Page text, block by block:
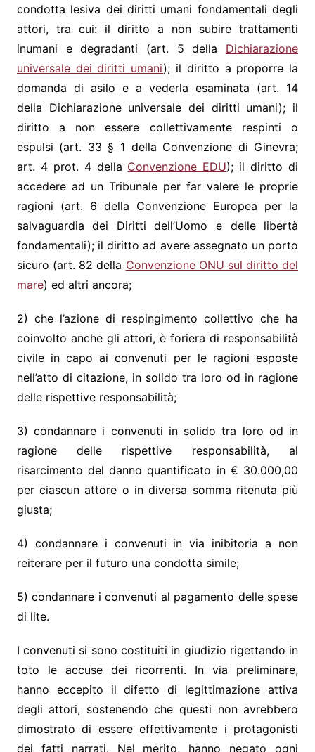
condotta lesiva dei diritti umani fondamentali degli
attori, tra cui: il diritto a non subire trattamenti
inumani e degradanti (art. 5 della Dichiarazione
universale dei diritti umani); il diritto a proporre la
domanda di asilo e a vederla esaminata (art. 14
della Dichiarazione universale dei diritti umani); il
diritto a non essere collettivamente respinti o
espulsi (art. 33 § 1 della Convenzione di Ginevra;
art. 4 prot. 4 della Convenzione EDU); il diritto di
accedere ad un Tribunale per far valere le proprie
ragioni (art. 6 della Convenzione Europea per la
salvaguardia dei Diritti dell’Uomo e delle libertà
fondamentali); il diritto ad avere assegnato un porto
sicuro (art. 82 della Convenzione ONU sul diritto del
mare) ed altri ancora;
2) che l’azione di respingimento collettivo che ha
coinvolto anche gli attori, è foriera di responsabilità
civile in capo ai convenuti per le ragioni esposte
nell’atto di citazione, in solido tra loro od in ragione
delle rispettive responsabilità;
3) condannare i convenuti in solido tra loro od in
ragione delle rispettive responsabilità, al
risarcimento del danno quantificato in € 30.000,00
per ciascun attore o in diversa somma ritenuta più
giusta;
4) condannare i convenuti in via inibitoria a non
reiterare per il futuro una condotta simile;
5) condannare i convenuti al pagamento delle spese
di lite.
I convenuti si sono costituiti in giudizio rigettando in
toto le accuse dei ricorrenti. In via preliminare,
hanno eccepito il difetto di legittimazione attiva
degli attori, sostenendo che questi non avrebbero
dimostrato di essere effettivamente i protagonisti
dei fatti narrati. Nel merito, hanno negato ogni